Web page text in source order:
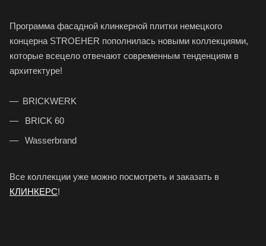
Программа фасадной клинкерной плитки немецкого
концерна STROEHER пополнилась новыми коллекциями,
которые всецело отвечают современным тенденциям в
архитектуре!
BRICKWERK
BRICK 60
Wasserbrand
Все коллекции уже можно посмотреть и заказать в
КЛИНКЕРС!